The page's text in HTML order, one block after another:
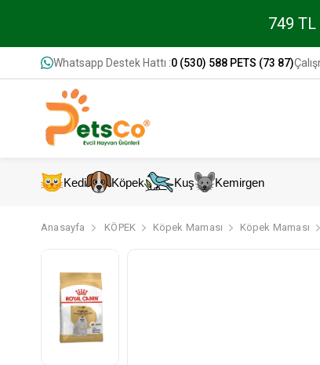
749
Whatsapp Destek Hattı :0 (530) 588 PETS (73 87)
Kedi Köpek Kuş Kemirgen
Anasayfa KÖPEK Köpek Maması Köpek Maması